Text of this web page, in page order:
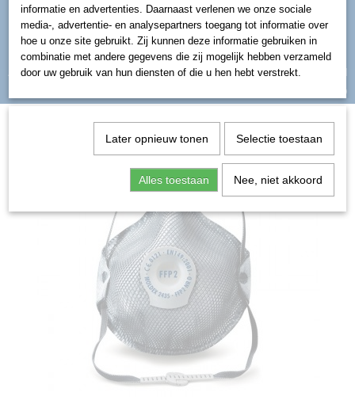
Inloggen Registreren
UW WINKELWAGEN
(0)
informatie en advertenties. Daarnaast verlenen we onze sociale
media-, advertentie- en analysepartners toegang tot informatie over
hoe u onze site gebruikt. Zij kunnen deze informatie gebruiken in
combinatie met andere gegevens die zij mogelijk hebben verzameld
door uw gebruik van hun diensten of die u hen hebt verstrekt.
Later opnieuw tonen Selectie toestaan
Alles toestaan Nee, niet akkoord